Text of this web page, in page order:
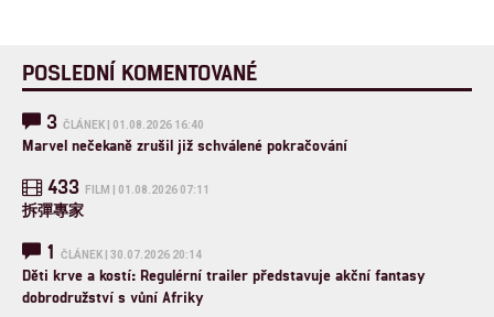
POSLEDNÍ KOMENTOVANÉ
3 ČLÁNEK | 01.08.2026 16:40
Marvel nečekaně zrušil již schválené pokračování
433 FILM | 01.08.2026 07:11
拆彈專家
1 ČLÁNEK | 30.07.2026 20:14
Děti krve a kostí: Regulérní trailer představuje akční fantasy
dobrodružství s vůní Afriky